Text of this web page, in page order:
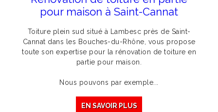
pour maison à Saint-Cannat
Toiture plein sud situé à Lambesc près de Saint-
Cannat dans les Bouches-du-Rhône, vous propose
toute son expertise pour la rénovation de toiture en
partie pour maison.
Nous pouvons par exemple...
EN SAVOIR PLUS